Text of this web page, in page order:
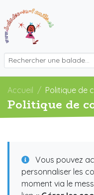
Accueil Politique de
Politique de
Vous pouvez
personnaliser les
moment via le